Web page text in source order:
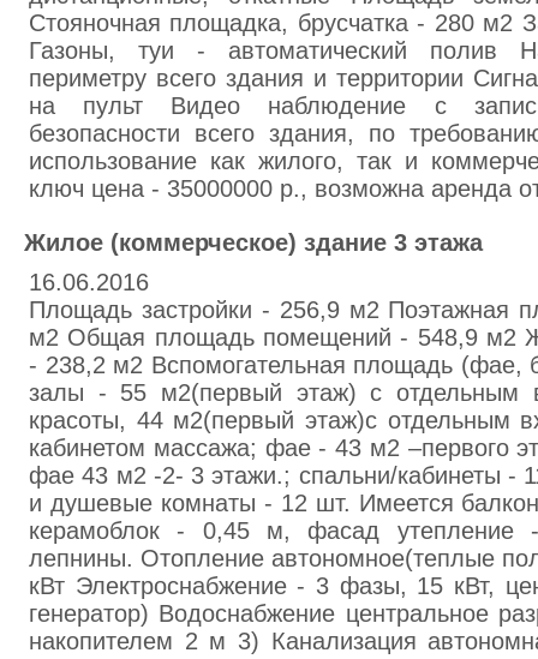
Стояночная площaдка, брусчатка - 280 м2
Газоны, туи - автоматический полив
периметру всего здания и территории
нa пульт Видeо наблюдение с
безопасности всего здания, по
использовaние как жилого, тaк и
ключ цена - 35000000 р., возможна аренда
Жилое (коммерческое) здание 3 этажа
16.06.2016
Площадь застройки - 256,9 м2 Поэтажная
м2 Общая площадь помещений - 548,9 м2
- 238,2 м2 Вспомогательная площадь (фае,
залы - 55 м2(первый этаж) с отдельным
красоты, 44 м2(первый этаж)с отдельным
кабинетом массажа; фае - 43 м2 –первого
фае 43 м2 -2- 3 этажи.; спальни/кабинеты -
и душевые комнаты - 12 шт. Имеется
керамоблок - 0,45 м, фасад
лепнины. Отопление автономное(теплые
кВт Электроснабжение - 3 фазы, 15 кВт,
генератор) Водоснабжение центральное
накопителем 2 м 3) Канализация